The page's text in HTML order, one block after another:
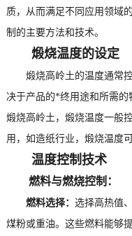
质，从而满足不同应用领域
制的主要方法和技术。
煅烧温度的设定
煅烧高岭土的温度通常控
决于产品的*终用途和所需
煅烧高岭土，煅烧温度一般
用，如造纸行业，煅烧温度
温度控制技术
燃料与燃烧控制：
燃料选择： 选择高热值
煤粉或重油。这些燃料能够